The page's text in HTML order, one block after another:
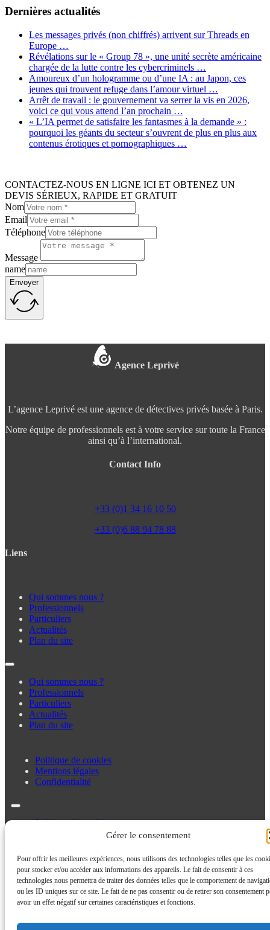
Gérer le consentement
Pour offrir les meilleures expériences, nous utilisons des technologies telles que les
pour stocker et/ou accéder aux informations des appareils. Le fait de consentir à ces
technologies nous permettra de traiter des données telles que le comportement de
ou les ID uniques sur ce site. Le fait de ne pas consentir ou de retirer son consentement
avoir un effet négatif sur certaines caractéristiques et fonctions.
Dernières actualités
Les messages privés (non chiffrés) arrivent sur Threads en
Europe …
Révélations sur le « Group 78 », une unité secrète américaine
chargée de la lutte contre les cybercriminels …
Amoureux d’un hologramme ou d’une IA : au Japon, ces
jeunes qui trouvent refuge dans l’amour virtuel …
Arrêt de travail : le gouvernement va serrer la vis en 2026,
voici ce qui vous attend l’an prochain …
« L’IA permet de satisfaire les fantasmes à la demande » :
pourquoi les géants du secteur s’ouvrent de plus en plus aux
contenus érotiques et pornographiques …
CONTACTEZ-NOUS EN LIGNE ICI ET OBTENEZ UN
DEVIS SÉRIEUX, RAPIDE ET GRATUIT
Nom
Email
Téléphone
Message
name
Envoyer
Agence Leprivé
L’agence Leprivé est une agence de détectives privés basée à Paris.
Notre équipe de professionnels est à votre service sur toute la France
ainsi qu’à l’international.
Contact Info
+33 (0)1 34 16 10 50
+33 (0)6 88 94 78 88
Liens
Qui sommes nous ?
Professionnels
Particuliers
Actualités
Plan du site
Qui sommes nous ?
Professionnels
Particuliers
Actualités
Plan du site
Politique de cookies
Mentions légales
Confidentialité
Politique de cookies